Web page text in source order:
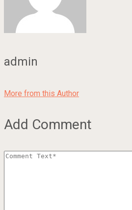
admin
More from this Author
Add Comment